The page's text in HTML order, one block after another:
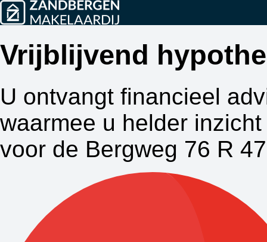
Vrijblijvend
U ontvangt financieel
waarmee u helder
voor de Bergweg 76 R